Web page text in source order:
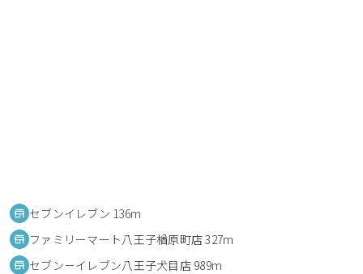
セブンイレブン 136m
ファミリーマート八王子楢原町店 327m
セブン－イレブン八王子犬目店 989m